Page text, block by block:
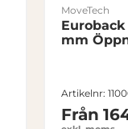
MoveTech
Euroback
mm
Artikelnr:
Från